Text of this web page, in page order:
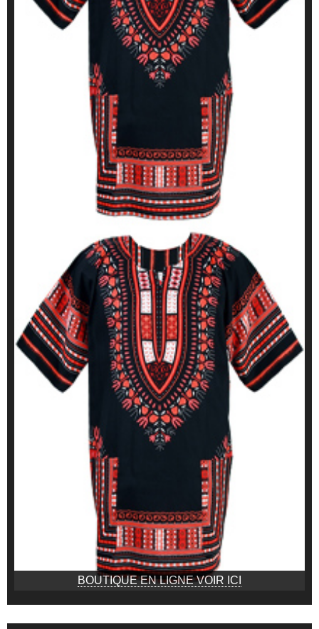
BOUTIQUE EN LIGNE VOIR ICI